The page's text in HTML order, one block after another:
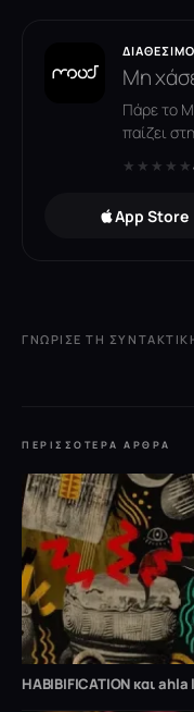
Μη
Πάρε το
παίζει
★★★★★
App Store
ΓΝΏΡΙΣΕ ΤΗ
ΠΕΡΙΣΣΌΤΕΡΑ ΆΡΘΡΑ
HABIBIFICATION και